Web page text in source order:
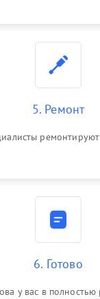
5. Ремонт
6. Готово
у вас в полностью